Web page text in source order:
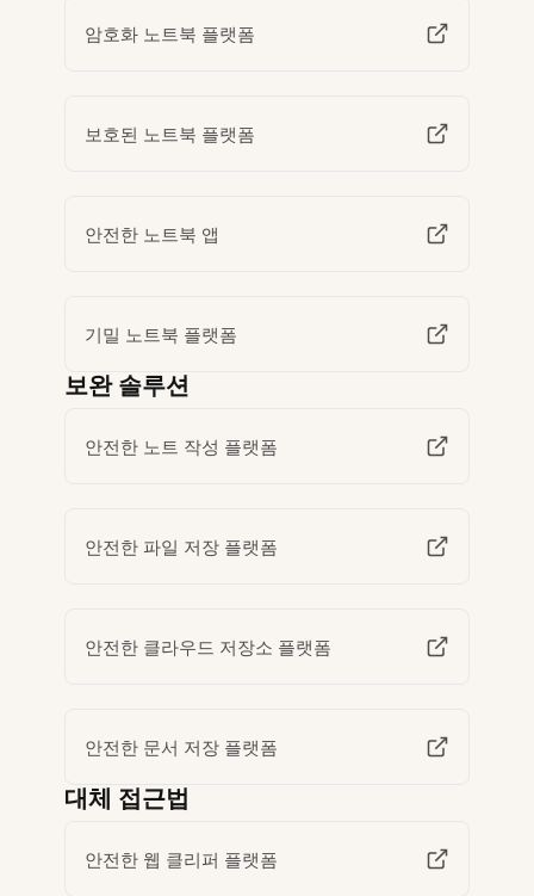
암호화 노트북 플랫폼
보호된 노트북 플랫폼
안전한 노트북 앱
기밀 노트북 플랫폼
보완 솔루션
안전한 노트 작성 플랫폼
안전한 파일 저장 플랫폼
안전한 클라우드 저장소 플랫폼
안전한 문서 저장 플랫폼
대체 접근법
안전한 웹 클리퍼 플랫폼